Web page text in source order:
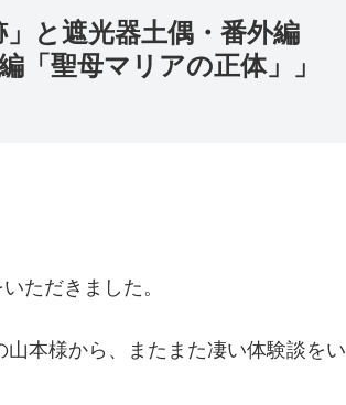
と遮光器土偶・番外編
「聖母マリアの正体」」
ただきました。
本様から、またまた凄い体験談をい